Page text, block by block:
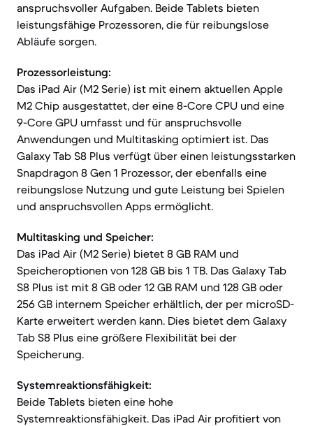
anspruchsvoller Aufgaben. Beide Tablets bieten
leistungsfähige Prozessoren, die für reibungslose
Abläufe sorgen.
Prozessorleistung:
Das iPad Air (M2 Serie) ist mit einem aktuellen Apple
M2 Chip ausgestattet, der eine 8-Core CPU und eine
9-Core GPU umfasst und für anspruchsvolle
Anwendungen und Multitasking optimiert ist. Das
Galaxy Tab S8 Plus verfügt über einen leistungsstarken
Snapdragon 8 Gen 1 Prozessor, der ebenfalls eine
reibungslose Nutzung und gute Leistung bei Spielen
und anspruchsvollen Apps ermöglicht.
Multitasking und Speicher:
Das iPad Air (M2 Serie) bietet 8 GB RAM und
Speicheroptionen von 128 GB bis 1 TB. Das Galaxy Tab
S8 Plus ist mit 8 GB oder 12 GB RAM und 128 GB oder
256 GB internem Speicher erhältlich, der per microSD-
Karte erweitert werden kann. Dies bietet dem Galaxy
Tab S8 Plus eine größere Flexibilität bei der
Speicherung.
Systemreaktionsfähigkeit:
Beide Tablets bieten eine hohe
Systemreaktionsfähigkeit. Das iPad Air profitiert von